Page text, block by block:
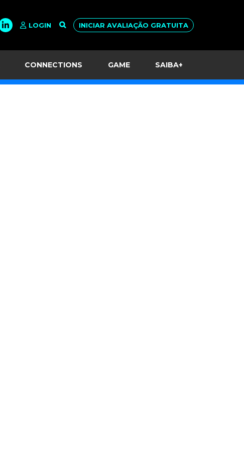
LOGIN INICIAR AVALIAÇÃO GRATUITA
CONNECTIONS GAME SAIBA+